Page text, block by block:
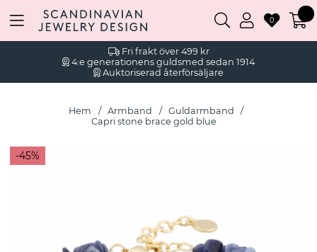
Fri frakt över 499 kr
4:e generationens guldsmed sedan 1914
Auktoriserad återförsäljare
0
Hem Armband
Guldarmband
Capri stone brace gold blue
45